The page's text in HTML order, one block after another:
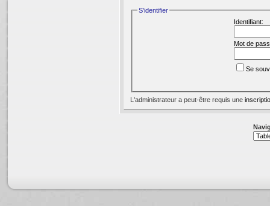
S'identifier
Identifiant:
Mot de
Se
L'administrateur a peut-être requis une